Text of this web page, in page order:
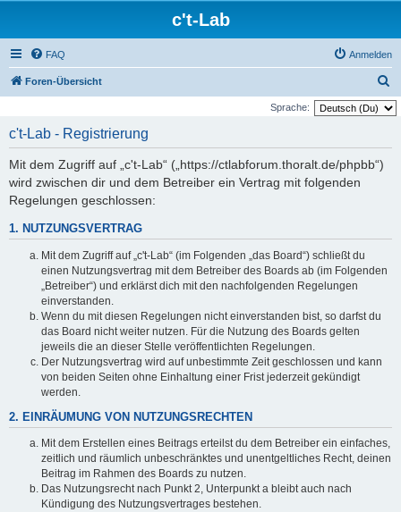
c't-Lab
FAQ Anmelden
Foren-Übersicht
u
Sprache:
c't-Lab - Registrierung
Mit dem Zugriff auf „c't-Lab“ („https://ctlabforum.thoralt.de/phpbb“)
wird zwischen dir und dem Betreiber ein Vertrag mit folgenden
Regelungen geschlossen:
1. NUTZUNGSVERTRAG
Mit dem Zugriff auf „c't-Lab“ (im Folgenden „das Board“) schließt du
einen Nutzungsvertrag mit dem Betreiber des Boards ab (im Folgenden
„Betreiber“) und erklärst dich mit den nachfolgenden Regelungen
einverstanden.
Wenn du mit diesen Regelungen nicht einverstanden bist, so darfst du
das Board nicht weiter nutzen. Für die Nutzung des Boards gelten
jeweils die an dieser Stelle veröffentlichten Regelungen.
Der Nutzungsvertrag wird auf unbestimmte Zeit geschlossen und kann
von beiden Seiten ohne Einhaltung einer Frist jederzeit gekündigt
werden.
2. EINRÄUMUNG VON NUTZUNGSRECHTEN
Mit dem Erstellen eines Beitrags erteilst du dem Betreiber ein einfaches,
zeitlich und räumlich unbeschränktes und unentgeltliches Recht, deinen
Beitrag im Rahmen des Boards zu nutzen.
Das Nutzungsrecht nach Punkt 2, Unterpunkt a bleibt auch nach
Kündigung des Nutzungsvertrages bestehen.